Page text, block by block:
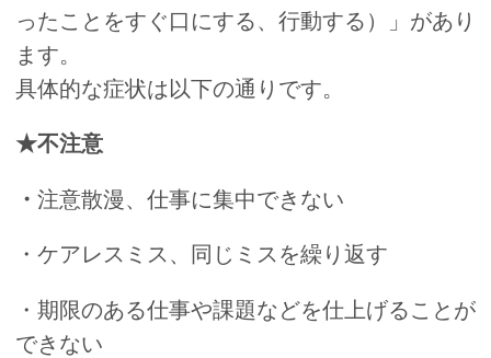
ったことをすぐ口にする、行動する）」があり
ます。
具体的な症状は以下の通りです。
★不注意
・ 注意散漫、仕事に集中できない
・ケアレスミス、同じミスを繰り返す
・期限のある仕事や課題などを仕上げることが
できない